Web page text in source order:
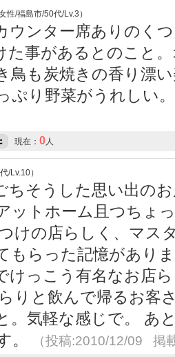
性/福島市/50代/Lv.3）
ウンター席ありのく
た事があるとのこと
鳥も炭焼きの香り漂
ぷり野菜がうれしい
現在： 0人
/Lv.10）
ちそうした思い出の
ットホーム且つちょ
けの店らしく、マス
もらった記憶があり
けっこう有名なお店
りと飲んで帰るお客
。気軽な感じで。 あ
。
（投稿:2010/12/09 掲